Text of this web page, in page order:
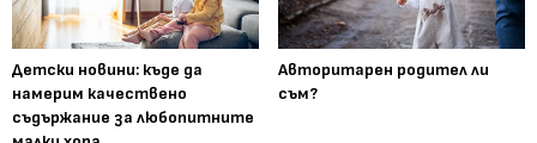
Детски новини: къде да
намерим качествено
съдържание за любопитните
Авторитарен родител ли
съм?